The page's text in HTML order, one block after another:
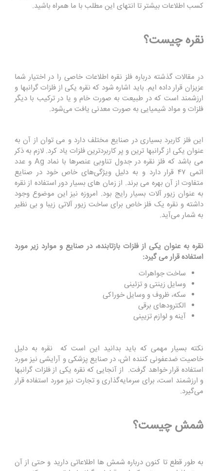
کسب اطلاعات بیشتر تا انتهای این مطلب با ما همراه باشید.
نقره چیست؟
در مقالات گذشته درباره فلز نقره اطلاعات خاصی را در اختیار شما
عزیزان قرار داده ایم. باید اشاره شود که نقره یکی از فلزات گرانبها و
ارزشمند است که در طبیعت به صورت خام و یا در ترکیب با دیگر
فلزات و مواد شیمیایی به صورت معدنی یافت می‌شود.
این فلز کاربرد بسیاری در صنایع مختلف دارد و می توان از آن به
عنوان یکی از گرانبها ترین و پر کاربردترین فلزات یاد کرد. لازم به ذکر
می باشد که فلز نقره در جدول تناوبی عنصرها با نماد Ag و عدد
اتمی ۴۷ قرار دارد و به دلیل ویژگی‌های خاص خود در صنایع
متفاوت از آن بهره می برند. از زمان های بسیار دور استفاده از نقره
به عنوان زیور آلات بسیار رایج بود. امروزه نیز این موضوع وجود
داشته و نقره یک فلز خاص برای ساخت زیور آلاتی زیبا و بی نظیر
به شمار می‌آید.
نقره به عنوان یکی از فلزات بازتابنده، در صنایع و موارد زیر مورد
استفاده قرار می گیرد:
ساخت جواهرات
وسایل زینتی و تزئینی
سکه، ظروف و وسایل خوراکی
الکترودهای برقی
آینه و لوازم تزیینی
نکته بسیار مهمی که باید بدانید این است که نقره به دلیل
خاصیت ضدعفونی کننده ‌اش، در صنایع پزشکی و آرایشی نیز مورد
استفاده قرار خواهد گرفت. از آنجایی که نقره یکی از فلزات گرانبها
و ارزشمند است، برای سرمایه‌گذاری و تجارت نیز مورد استفاده قرار
می‌گیرد.
شمش چیست؟
به طور قطع تا کنون درباره شمش ها اطلاعاتی دارید و حتی از آن